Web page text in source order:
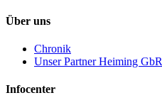
Über uns
Chronik
Unser Partner Heiming GbR
Infocenter